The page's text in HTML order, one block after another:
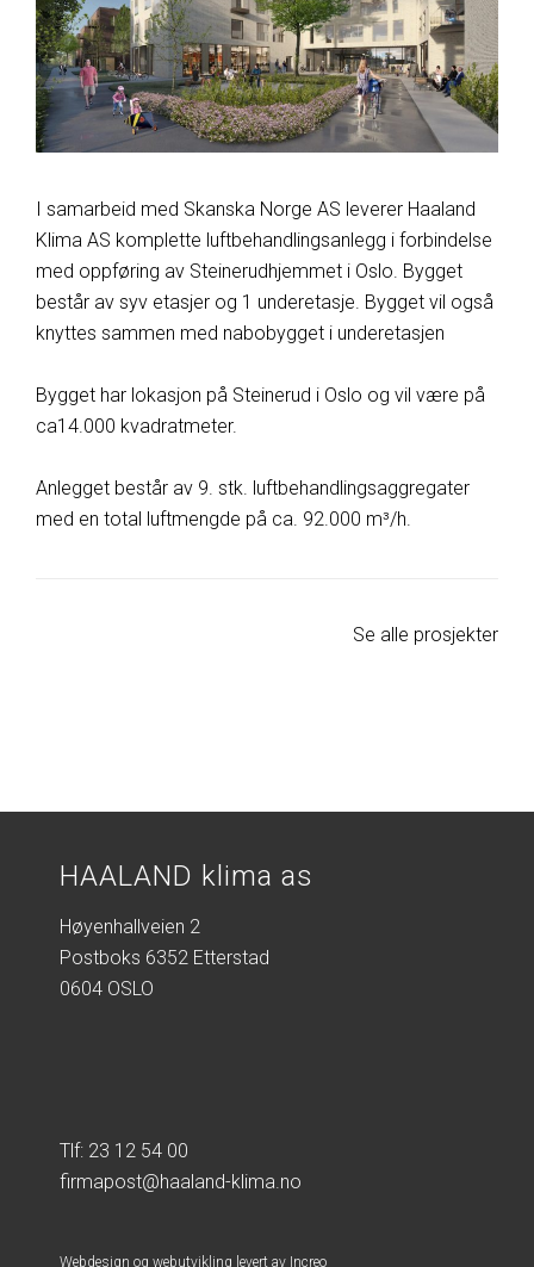
I samarbeid med Skanska Norge AS leverer Haaland
Klima AS komplette luftbehandlingsanlegg i forbindelse
med oppføring av Steinerudhjemmet i Oslo. Bygget
består av syv etasjer og 1 underetasje. Bygget vil også
knyttes sammen med nabobygget i underetasjen
Bygget har lokasjon på Steinerud i Oslo og vil være på
ca14.000 kvadratmeter.
Anlegget består av 9. stk. luftbehandlingsaggregater
med en total luftmengde på ca. 92.000 m³/h.
Se alle prosjekter
HAALAND klima as
Høyenhallveien 2
Postboks 6352 Etterstad
0604 OSLO
Tlf: 23 12 54 00
firmapost@haaland-klima.no
Webdesign og webutvikling levert av Increo